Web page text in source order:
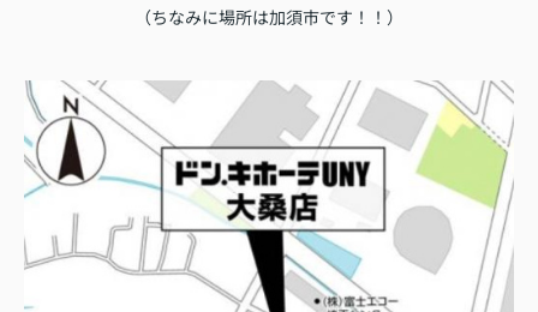
（ちなみに場所は加須市です！！）